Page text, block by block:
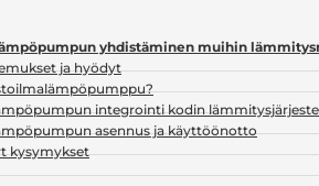
yhdistäminen muihin
ja hyödyt
integrointi kodin
asennus ja käyttöönotto
kysymykset